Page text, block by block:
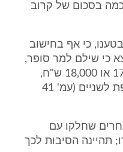
הסתכמה בסכום של קרוב
כי אף בחישוב
כי שילם למר סופר,
לכל היותר, סכום שנע בין 17,000 או 18,000 ש"ח,
כחלקו של זה בהכנסה המשותפת לשניים (עמ' 41
שחלקו עם
תהיינה הסיבות לכך